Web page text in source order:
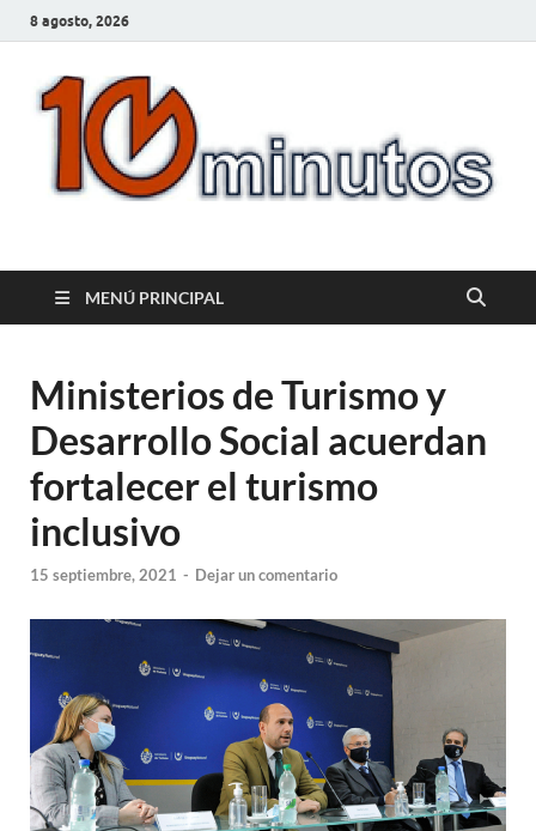
8 agosto, 2026
10minutos.com.uy
MENÚ PRINCIPAL
Ministerios de Turismo y
Desarrollo Social acuerdan
fortalecer el turismo
inclusivo
15 septiembre, 2021 - Dejar un comentario